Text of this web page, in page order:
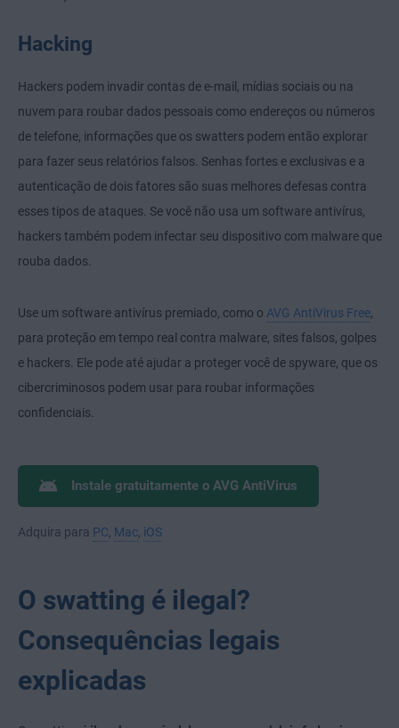
Hacking
Hackers podem invadir contas de e-mail, mídias sociais ou na
nuvem para roubar dados pessoais como endereços ou números
de telefone, informações que os swatters podem então explorar
para fazer seus relatórios falsos. Senhas fortes e exclusivas e a
autenticação de dois fatores são suas melhores defesas contra
esses tipos de ataques. Se você não usa um software antivírus,
hackers também podem infectar seu dispositivo com malware que
rouba dados.
Use um software antivírus premiado, como o AVG AntiVirus Free,
para proteção em tempo real contra malware, sites falsos, golpes
e hackers. Ele pode até ajudar a proteger você de spyware, que os
cibercriminosos podem usar para roubar informações
confidenciais.
Instale gratuitamente o AVG AntiVirus
Adquira para PC, Mac, iOS
O swatting é ilegal?
Consequências legais
explicadas